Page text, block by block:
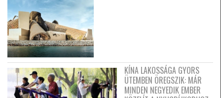
KÍNA LAKOSSÁGA GYORS
ÜTEMBEN ÖREGSZIK: MÁR
MINDEN NEGYEDIK EMBER